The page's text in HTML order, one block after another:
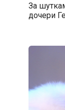
За
дочери